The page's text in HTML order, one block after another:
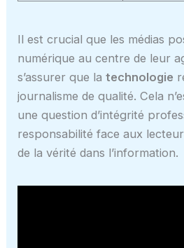
Il est crucial que les médias
numérique au centre de leur
s’assurer que latechnologie
journalisme de qualité. Cela
une question d’intégrité
responsabilité face aux
de la vérité dans l’information.